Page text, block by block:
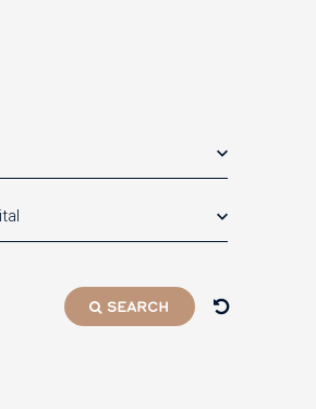
SEARCH